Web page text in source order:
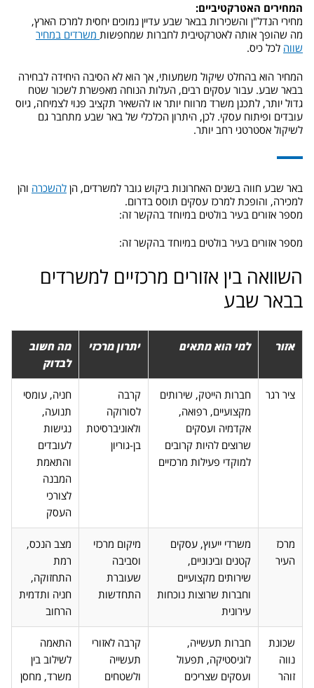
המחירים האטרקטיביים:
מחירי הנדל"ן והשכירות בבאר שבע עדיין נמוכים יחסית למרכז הארץ,
מה שהופך אותה לאטרקטיבית לחברות שמחפשות משרדים במחיר
שווה לכל כיס.
המחיר הוא בהחלט שיקול משמעותי, אך הוא לא הסיבה היחידה לבחירה
בבאר שבע. עבור עסקים רבים, העלות הנוחה מאפשרת לשכור שטח
גדול יותר, לתכנן משרד מרווח יותר או להשאיר תקציב פנוי לצמיחה, גיוס
עובדים ופיתוח עסקי. לכן, היתרון הכלכלי של באר שבע מתחבר גם
לשיקול אסטרטגי רחב יותר.
באר שבע חווה בשנים האחרונות ביקוש גובר למשרדים, הן להשכרה והן
למכירה, והופכת למרכז עסקים תוסס בדרום.
מספר אזורים בעיר בולטים במיוחד בהקשר זה:
מספר אזורים בעיר בולטים במיוחד בהקשר זה:
השוואה בין אזורים מרכזיים למשרדים
בבאר שבע
אזור למי הוא מתאים יתרון מרכזי
מה חשוב
לבדוק
ציר רגר
חברות הייטק, שירותים
מקצועיים, רפואה,
אקדמיה ועסקים
שרוצים להיות קרובים
למוקדי פעילות מרכזיים
קרבה
לסורוקה
ולאוניברסיטת
בן-גוריון
חניה, עומסי
תנועה,
נגישות
לעובדים
והתאמת
המבנה
לצורכי
העסק
מרכז
העיר
משרדי ייעוץ, עסקים
קטנים ובינוניים,
שירותים מקצועיים
וחברות שרוצות נוכחות
עירונית
מיקום מרכזי
וסביבה
שעוברת
התחדשות
מצב הנכס,
רמת
התחזוקה,
חניה ותדמית
הרחוב
שכונת
נווה
זוהר
חברות תעשייה,
לוגיסטיקה, תפעול
ועסקים שצריכים
קרבה לאזורי
תעשייה
ולשטחים
התאמה
לשילוב בין
משרד, מחסן